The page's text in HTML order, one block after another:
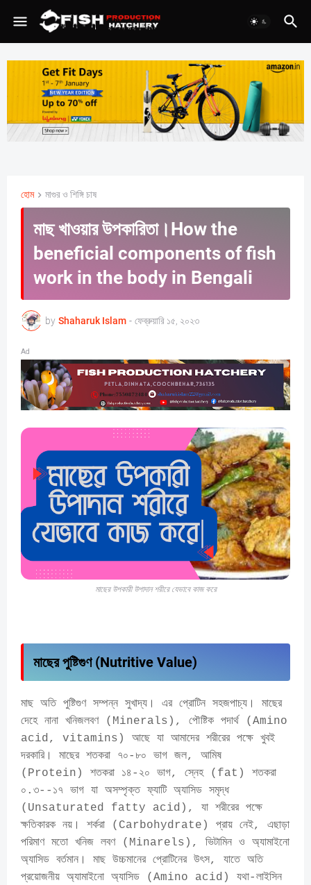
হোম মাগুর ও শিঙ্গি চাষ
মাছ খাওয়ার উপকারিতা।How the
beneficial components of fish
work in the body in Bengali
by Shaharuk Islam - ফেব্রুয়ারি ১৫, ২০২৩
Ad
মাছের উপকারী উপাদান শরীরে যেভাবে কাজ করে
মাছের পুষ্টিগুণ (Nutritive Value)
মাছ অতি পুষ্টিগুণ সম্পন্ন সুখাদ্য। এর প্রোটিন সহজপাচ্য। মাছের
দেহে নানা খনিজলবণ (Minerals), পৌষ্টিক পদার্থ (Amino
acid, vitamins) আছে যা আমাদের শরীরের পক্ষে খুবই
দরকারি। মাছের শতকরা ৭০-৮০ ভাগ জল, আমিষ
(Protein) শতকরা ১৪-২০ ভাগ, স্নেহ (fat) শতকরা
০.৩--১৭ ভাগ যা অসম্পৃক্ত ফ্যাটি অ্যাসিড সমৃদ্ধ
(Unsaturated fatty acid), যা শরীরের পক্ষে
ক্ষতিকারক নয়। শর্করা (Carbohydrate) প্রায় নেই, এছাড়া
পরিমাণ মতো খনিজ লবণ (Minarels), ভিটামিন ও অ্যামাইনো
অ্যাসিড বর্তমান। মাছ উচ্চমানের প্রোটিনের উৎস, যাতে অতি
প্রয়োজনীয় অ্যামাইনো অ্যাসিড (Amino acid) যথা-লাইসিন